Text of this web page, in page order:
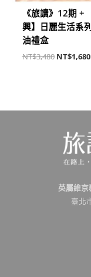
《旅讀》12期 +
興】日麗生活系
油禮盒
NT$3,480 NT$1,680
英屬維京
臺北